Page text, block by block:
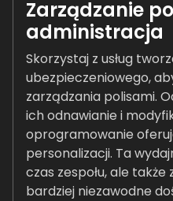
Zarządzanie
administracja
Skorzystaj z usług
ubezpieczeniowego,
zarządzania polisami.
ich odnawianie i
oprogramowanie
personalizacji. Ta
czas zespołu, ale także
bardziej niezawodne